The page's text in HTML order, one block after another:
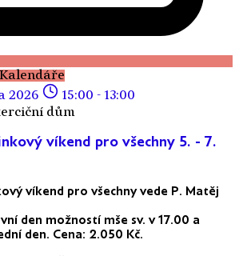
2026
15:00 - 13:00
dům
víkend pro všechny 5. - 7.
víkend pro všechny vede P. Matěj
den možností mše sv. v 17.00 a
den. Cena: 2.050 Kč.